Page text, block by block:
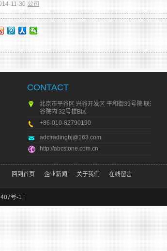
11-30 公司
CONTACT
北京市平谷区 兴谷开发区 平和街39号院 联东U
谷院内 32号楼B区
+86-010-82790190
adctradingbj@163.com
http://abcstone.com.cn
回到首页 企业新闻 关于我们 在线留言
号-1